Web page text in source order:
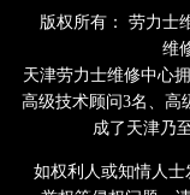
版权所有： 劳力士
维
天津劳力士维修中心
高级技术顾问3名、高
成了天津乃
如权利人或知情人